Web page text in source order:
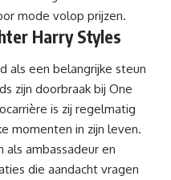
mode volop prijzen.
Harry Styles
als een belangrijke steun
zijn doorbraak bij One
is zij regelmatig
momenten in zijn leven.
als ambassadeur en
die aandacht vragen